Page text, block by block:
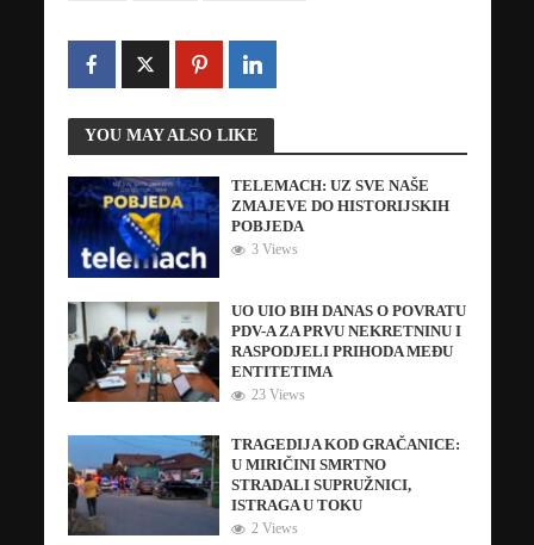
YOU MAY ALSO LIKE
TELEMACH: UZ SVE NAŠE
ZMAJEVE DO HISTORIJSKIH
POBJEDA
3 Views
UO UIO BIH DANAS O POVRATU
PDV-A ZA PRVU NEKRETNINU I
RASPODJELI PRIHODA MEĐU
ENTITETIMA
23 Views
TRAGEDIJA KOD GRAČANICE:
U MIRIČINI SMRTNO
STRADALI SUPRUŽNICI,
ISTRAGA U TOKU
2 Views